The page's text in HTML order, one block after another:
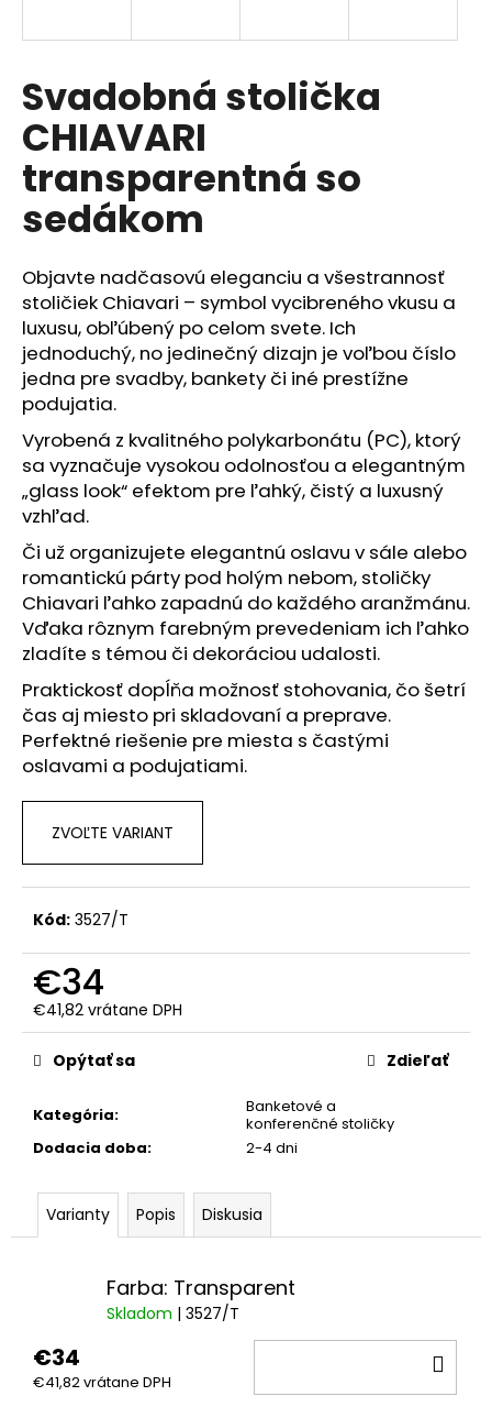
Svadobná stolička
CHIAVARI
transparentná so
sedákom
Objavte nadčasovú eleganciu a všestrannosť
stoličiek Chiavari – symbol vycibreného vkusu a
luxusu, obľúbený po celom svete. Ich
jednoduchý, no jedinečný dizajn je voľbou číslo
jedna pre svadby, bankety či iné prestížne
podujatia.
Vyrobená z kvalitného polykarbonátu (PC), ktorý
sa vyznačuje vysokou odolnosťou a elegantným
„glass look“ efektom pre ľahký, čistý a luxusný
vzhľad.
Či už organizujete elegantnú oslavu v sále alebo
romantickú párty pod holým nebom, stoličky
Chiavari ľahko zapadnú do každého aranžmánu.
Vďaka rôznym farebným prevedeniam ich ľahko
zladíte s témou či dekoráciou udalosti.
Praktickosť dopĺňa možnosť stohovania, čo šetrí
čas aj miesto pri skladovaní a preprave.
Perfektné riešenie pre miesta s častými
oslavami a podujatiami.
ZVOĽTE VARIANT
Kód: 3527/T
€34
€41,82 vrátane DPH
Jednotková
cena:
Kategória:
Banketové a
konferenčné stoličky
Dodacia doba: 2-4 dni
Opýtať sa Zdieľať
Varianty Popis Diskusia
Farba: Transparent
Skladom | 3527/T
€34
€41,82 vrátane DPH
s
ť
?
O
d
p
o
r
ú
č
a
m
e